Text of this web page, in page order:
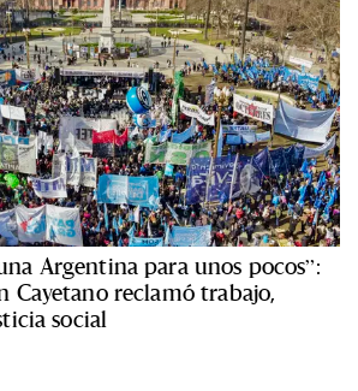
Argentina para unos pocos”:
Cayetano reclamó trabajo,
social